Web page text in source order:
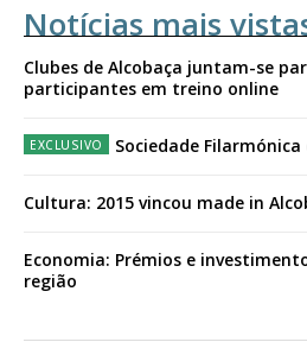
Notícias mais
Clubes de Alcobaça juntam-se
participantes em treino online
Sociedade
Cultura: 2015 vincou made in
Economia: Prémios e
região